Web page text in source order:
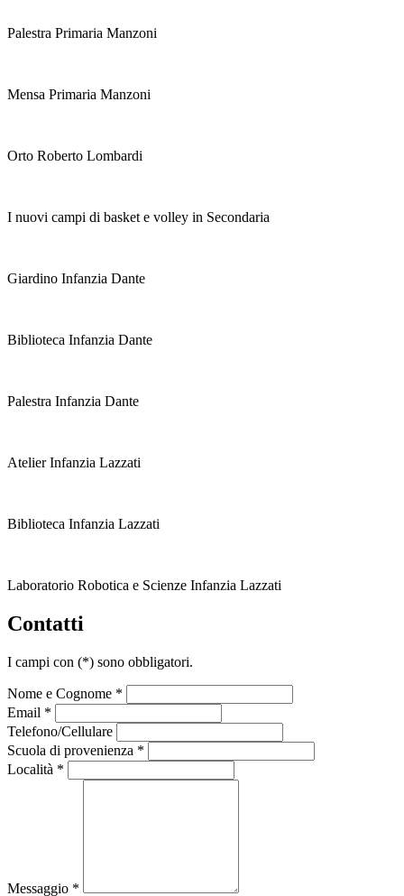
Palestra Primaria Manzoni
Mensa Primaria Manzoni
Orto Roberto Lombardi
I nuovi campi di basket e volley in Secondaria
Giardino Infanzia Dante
Biblioteca Infanzia Dante
Palestra Infanzia Dante
Atelier Infanzia Lazzati
Biblioteca Infanzia Lazzati
Laboratorio Robotica e Scienze Infanzia Lazzati
Contatti
I campi con (*) sono obbligatori.
Nome e Cognome *
Email *
Telefono/Cellulare
Scuola di provenienza *
Località *
Messaggio *